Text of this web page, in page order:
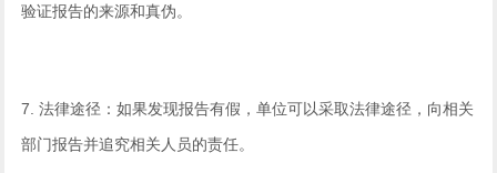
验证报告的来源和真伪。
7. 法律途径：如果发现报告有假，单位可以采取法律途径，向相关
部门报告并追究相关人员的责任。